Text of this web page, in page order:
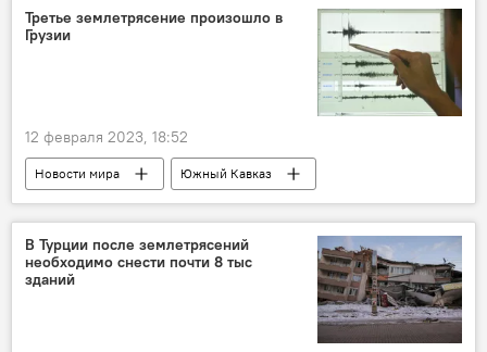
землетрясение
Третье землетрясение произошло в
Грузии
12 февраля 2023, 18:52
Новости мира
Южный Кавказ
землетрясение
Грузия
В Турции после землетрясений
необходимо снести почти 8 тыс
зданий